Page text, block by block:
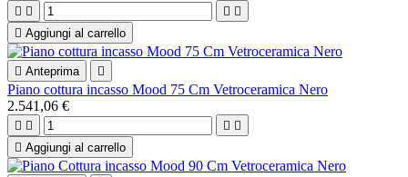
   
 Aggiungi al carrello
 Anteprima 
Piano cottura incasso Mood 75 Cm Vetroceramica Nero
2.541,06 €
   
 Aggiungi al carrello